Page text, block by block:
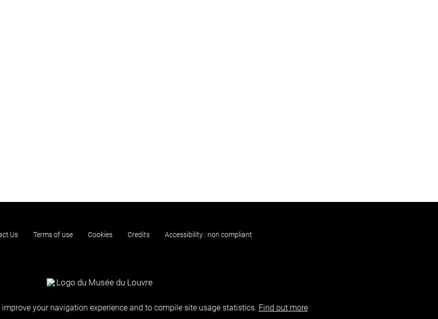
Us Terms of use Cookies Credits Accessibility : non compliant
your navigation experience and to compile site usage statistics. Find out more